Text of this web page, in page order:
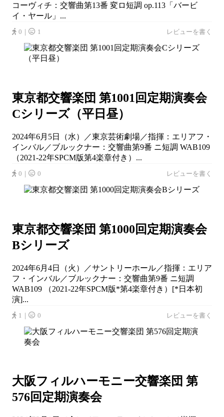
コーヴィチ：交響曲第13番 変ロ短調 op.113「バービ
イ・ヤール」...
0｜ 1 レビューを書く
東京都交響楽団 第1001回定期演奏会
Cシリーズ（平日昼）
2024年6月5日（水）／東京芸術劇場／指揮：エリアフ・
インバル／ブルックナー：交響曲第9番 ニ短調 WAB109
（2021-22年SPCM版第4楽章付き）...
0｜ 0 レビューを書く
東京都交響楽団 第1000回定期演奏会
Bシリーズ
2024年6月4日（火）／サントリーホール／指揮：エリア
フ・インバル／ブルックナー：交響曲第9番 ニ短調
WAB109 （2021-22年SPCM版*第4楽章付き）[*日本初
演]...
1｜ 0 レビューを書く
大阪フィルハーモニー交響楽団 第
576回定期演奏会